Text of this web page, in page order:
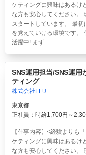
ケティングに興味はあるけ
な方も安心してください。
スタートしています。 最
を覚えていける環境です。
活躍中! まず...
SNS運用担当/SNS運用
ティング
株式会社FFU
東京都
正社員：時給1,700円～
【仕事内容】<経験よりも
ケティングに興味はあるけ
な方も安心してください。